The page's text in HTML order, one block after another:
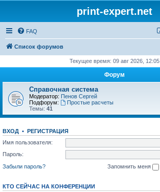
print-expert.net
FAQ
Список форумов
Текущее время: 09 авг 2026, 12:05
Форум
Справочная система
Модератор: Пенов Сергей
Подфорум:
Простые расчеты
Темы: 41
ВХОД • РЕГИСТРАЦИЯ
Имя пользователя:
Пароль:
Забыли пароль?
Запомнить меня
КТО СЕЙЧАС НА КОНФЕРЕНЦИИ